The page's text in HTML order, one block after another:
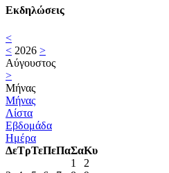
Εκδηλώσεις
<
< 2026 >
Αύγουστος
>
Μήνας
Μήνας
Λίστα
Εβδομάδα
Ημέρα
ΔεΤρΤεΠεΠαΣαΚυ
1
2